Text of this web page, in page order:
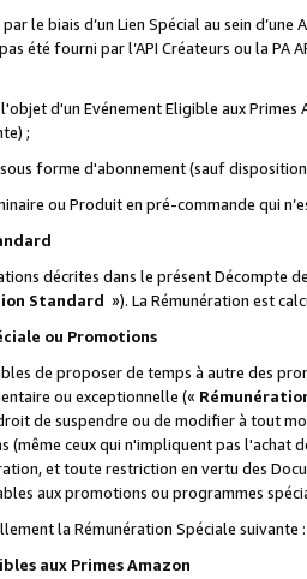
le biais d’un Lien Spécial au sein
été fourni par l’API Créateurs ou la
d'un Evénement Eligible aux Primes
;
forme d'abonnement (sauf
ou Produit en pré-commande qui
décrites dans le présent Décompte
Standard »). La Rémunération est
ou Promotions
de proposer de temps à autre des
ou exceptionnelle («
de suspendre ou de modifier à tout
(même ceux qui n'impliquent pas l'achat
et toute restriction en vertu des
aux promotions ou programmes
la Rémunération Spéciale suivante :
aux Primes Amazon